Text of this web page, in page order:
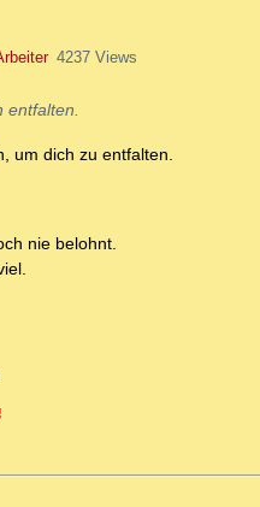
4237 Views
entfalten.
um dich zu entfalten.
nie belohnt.